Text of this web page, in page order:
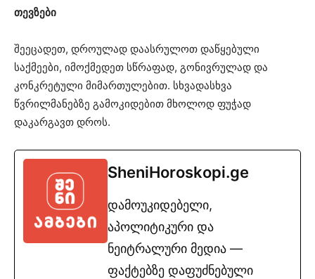
თევზები
შეეცადეთ, დროულად დაასრულოთ დაწყებული
საქმეები, იმოქმედეთ სწრაფად, გონივრულად და
კონკრეტული მიმართულებით. სხვადასხვა
წვრილმანებზე გამოკიდებით მხოლოდ ფუჭად
დაკარგავთ დროს.
SheniHoroskopi.ge
დამოუკიდებელი,
აპოლიტიკური და
ნეიტრალური მედია —
ფაქტებზე დაფუძნებული